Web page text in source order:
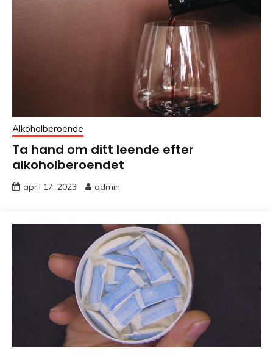
Alkoholberoende
Ta hand om ditt leende efter
alkoholberoendet
april 17, 2023 admin